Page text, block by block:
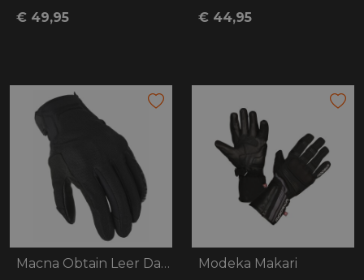
€ 49,95
€ 44,95
Macna Obtain Leer Dames
Modeka Makari